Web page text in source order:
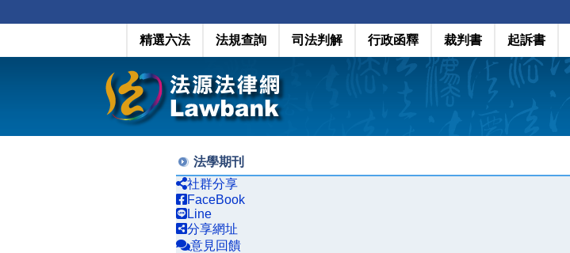
精選六法 法規查詢 司法判解 行政函釋 裁判書 起訴書
法學期刊
社群分享
FaceBook
Line
分享網址
意見回饋